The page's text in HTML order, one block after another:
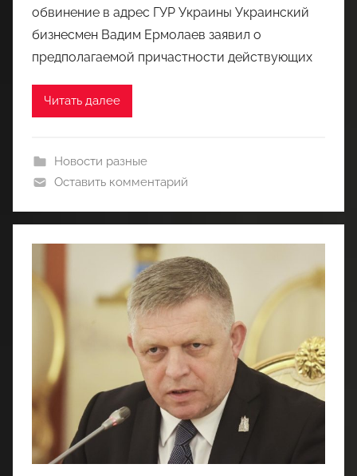
обвинение в адрес ГУР Украины Украинский
бизнесмен Вадим Ермолаев заявил о
предполагаемой причастности действующих
Читать далее
Новости разные
Оставить комментарий